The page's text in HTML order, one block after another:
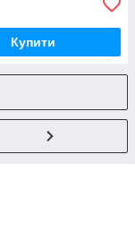
Купити